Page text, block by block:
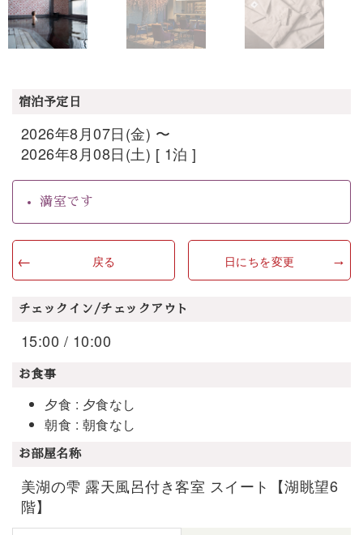
宿泊予定日
2026年8月07日(金) 〜
2026年8月08日(土) [ 1泊 ]
満室です
戻る 日にちを変更
チェックイン/チェックアウト
15:00 / 10:00
お食事
夕食 : 夕食なし
朝食 : 朝食なし
お部屋名称
美湖の雫 露天風呂付き客室 スイート【湖眺望6
階】